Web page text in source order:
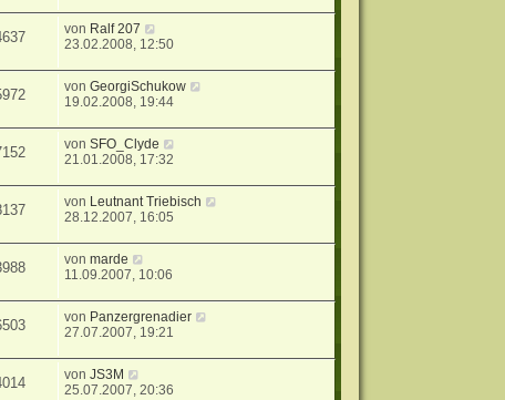
von Ralf 207
23.02.2008, 12:50
vonGeorgiSchukow
19.02.2008, 19:44
vonSFO_Clyde
21.01.2008, 17:32
von Leutnant Triebisch
28.12.2007, 16:05
vonmarde
11.09.2007, 10:06
von Panzergrenadier
27.07.2007, 19:21
vonJS3M
25.07.2007, 20:36